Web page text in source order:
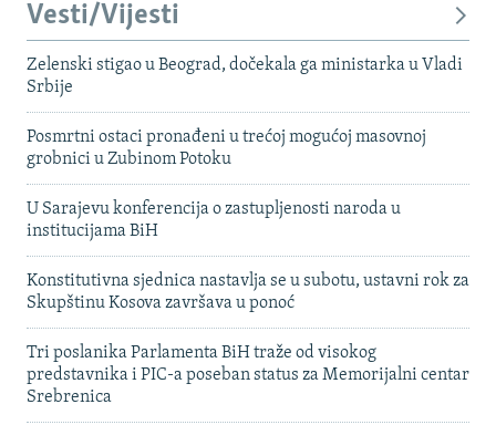
Vesti/Vijesti
Zelenski stigao u Beograd, dočekala ga ministarka u Vladi
Srbije
Posmrtni ostaci pronađeni u trećoj mogućoj masovnoj
grobnici u Zubinom Potoku
U Sarajevu konferencija o zastupljenosti naroda u
institucijama BiH
Konstitutivna sjednica nastavlja se u subotu, ustavni rok za
Skupštinu Kosova završava u ponoć
Tri poslanika Parlamenta BiH traže od visokog
predstavnika i PIC-a poseban status za Memorijalni centar
Srebrenica